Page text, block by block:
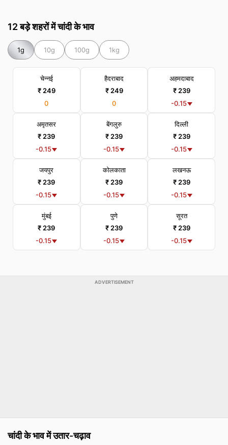
12 बड़े शहरों में चांदी के भाव
1g 10g 100g 1kg
चेन्नई
₹ 249
0
हैदराबाद
₹ 249
0
अहमदाबाद
₹ 239
-0.15
अमृतसर
₹ 239
-0.15
बेंगलुरु
₹ 239
-0.15
दिल्ली
₹ 239
-0.15
जयपुर
₹ 239
-0.15
कोलकाता
₹ 239
-0.15
लखनऊ
₹ 239
-0.15
मुंबई
₹ 239
-0.15
पुणे
₹ 239
-0.15
सूरत
₹ 239
-0.15
ADVERTISEMENT
चांदी के भाव में उतार-चढ़ाव